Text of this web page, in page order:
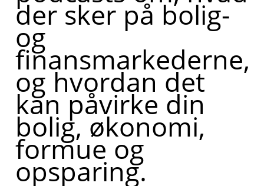
der sker på bolig-
og
finansmarkederne,
og hvordan det
kan påvirke din
bolig, økonomi,
formue og
opsparing.